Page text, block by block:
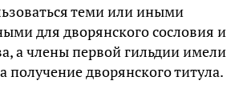
теми или иными
для дворянского сословия и
а члены первой гильдии имели
дворянского титула.